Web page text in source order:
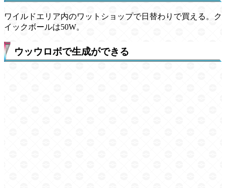
ワイルドエリア内のワットショップで日替わりで買える。ク
イックボールは50W。
ウッウロボで生成ができる